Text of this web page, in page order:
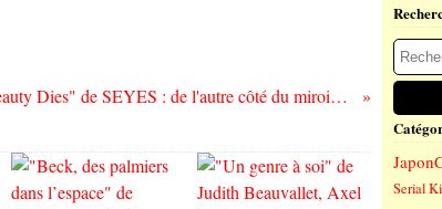
"Beauty Dies" de SEYES : de l'autre côté du miroir bleu du monde
Japon
Serial